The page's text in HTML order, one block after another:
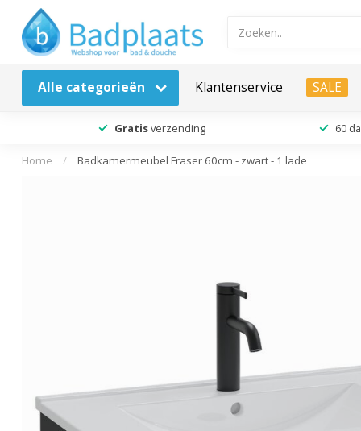
Alle categorieën Klantenservice SALE
Gratisverzending 60
Home / Badkamermeubel Fraser 60cm - zwart - 1 lade